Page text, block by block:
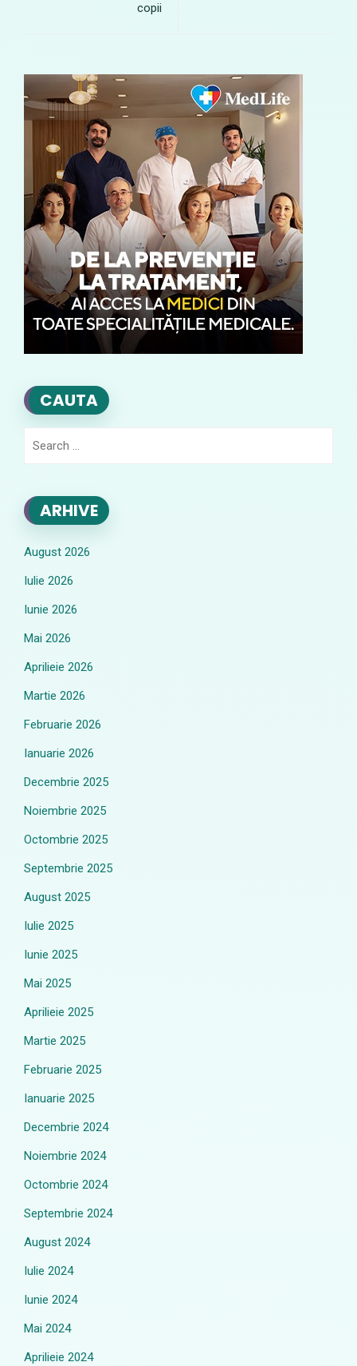
copii
CAUTA
ARHIVE
August 2026
Iulie 2026
Iunie 2026
Mai 2026
Aprilieie 2026
Martie 2026
Februarie 2026
Ianuarie 2026
Decembrie 2025
Noiembrie 2025
Octombrie 2025
Septembrie 2025
August 2025
Iulie 2025
Iunie 2025
Mai 2025
Aprilieie 2025
Martie 2025
Februarie 2025
Ianuarie 2025
Decembrie 2024
Noiembrie 2024
Octombrie 2024
Septembrie 2024
August 2024
Iulie 2024
Iunie 2024
Mai 2024
Aprilieie 2024